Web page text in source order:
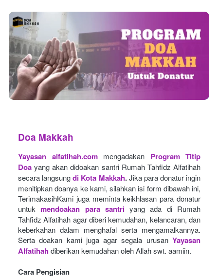
Doa Makkah
Yayasan alfatihah.com mengadakan
Program Titip
Doa yang akan didoakan santri Rumah Tahfidz Alfatihah
secara langsung di Kota Makkah. Jika para donatur ingin
menitipkan doanya ke kami, silahkan isi form dibawah ini,
TerimakasihKami juga meminta keikhlasan para donatur
untuk mendoakan para santri yang ada di Rumah
Tahfidz Alfatihah agar diberi kemudahan, kelancaran, dan
keberkahan dalam menghafal serta mengamalkannya.
Serta doakan kami juga agar segala urusan Yayasan
Alfatihah diberikan kemudahan oleh Allah swt. aamiin.
Cara Pengisian